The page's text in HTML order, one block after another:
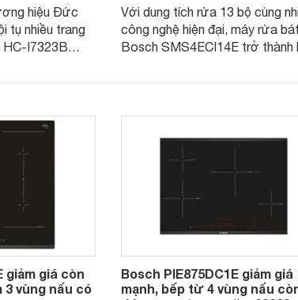
hiệu Đức
tụ nhiều trang
HC-I7323B
Với dung tích rửa 13 bộ cùng
công nghệ hiện đại, máy rửa bát
Bosch SMS4ECI14E trở thành
giảm giá còn
vùng nấu có
Bosch PIE875DC1E giảm giá
mạnh, bếp từ 4 vùng nấu